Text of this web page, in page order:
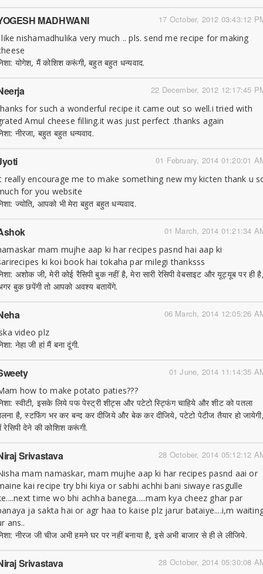
17 October, 2012 03:43:12
MADHWANI
nishamadhulika very much .. pls. send me recipe for making
योगेश, मैं कोशिश करूंगी, बहुत बहुत धन्यवाद.
22 December, 2012 12:17:45
for such a wonderful recipe it came out so well.i tried with
Amul cheese filling.it was just perfect .thanks again
नीरजा, बहुत बहुत धन्यवाद.
01 February, 2014 01:20:01
really encourage me to make something new my kicten thank u
for you website
ज्योति, आपको भी मेरा बहुत बहुत धन्यवाद.
01 March, 2014 01:21:34
mam mujhe aap ki har recipes pasnd hai aap ki
ki koi book hai tokaha par milegi thanksss
अशोक जी, मेरी कोई रैसिपी बुक नहीं है, मेरा सारी रेसिपी वेबसाइट और यूट्यूब पर ही
बुक छपेंगी तो आपको अवश्य बतायेंगे.
06 March, 2014 12:05:26
video plz
नेहा जी हां मैं बना दूंगी.
01 June, 2014 11:14:35
how to make potato paties???
स्वीटी, इसके लिये पफ पेस्ट्री शीट्स और पटेटो स्ट्फिंग चाहिये और शीट को पतला
है, स्टफिंग भर कर बन्द कर दीजिये और बेक कर दीजिये, पटेटो पेटीज तैयार हो
रेसिपी देने की कोशिश करूंगी.
28 October, 2014 05:12:12
Srivastava
mam namaskar, mam mujhe aap ki har recipes pasnd aai or
kai recipe try bhi kiya or sabhi achhi bani siwaye rasgulle
time wo bhi achha banega.....mam kya cheez ghar par
ja sakta hai or agr haa to kaise plz jarur bataiye....i,m
ans..
नीरज जी चीज अभी हमने घर पर नहीं बनाया है, इसे अभी बाजार से ही ले लीजिये.
28 October, 2014 05:30:08
Srivastava